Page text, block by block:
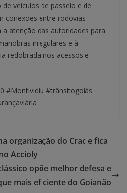
veículos de passeio e de
conexões entre rodovias
atenção das autoridades para
irregulares e à
redobrada nos acessos e
#Montividiu #trânsitogoiás
organização do Crac e fica
Accioly
opõe melhor defesa e
mais eficiente do Goianão